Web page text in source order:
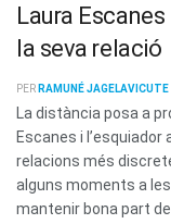
Laura
la seva relació
PER RAMUNÉ JAGELAVICUTE
La distància posa a
Escanes i l’esquiador
relacions més
alguns moments a
mantenir bona part de